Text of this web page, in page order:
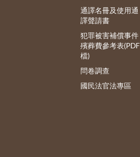
通譯名冊及使用通
譯聲請書
犯罪被害補償事件
殯葬費參考表(PDF
檔)
問卷調查
國民法官法專區